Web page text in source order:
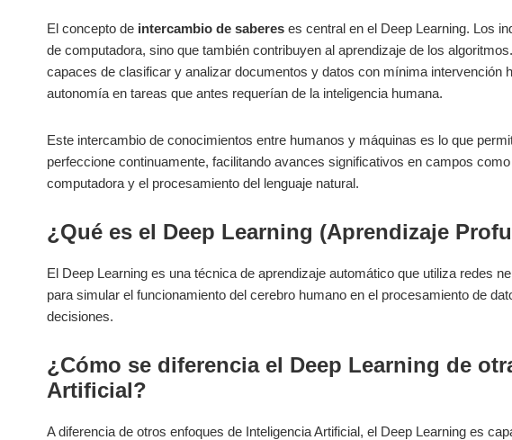
El⁢ concepto‍ de intercambio de‍ saberes es central en ​el Deep ⁤Learning. Los
de computadora, sino que también ⁢contribuyen al aprendizaje ⁣de los
capaces de clasificar y analizar documentos ⁣y datos con mínima intervención
autonomía en tareas que antes requerían⁤ de la inteligencia humana.
Este intercambio de ‌conocimientos entre⁣ humanos y máquinas ⁢es lo que
perfeccione continuamente,⁢ facilitando avances⁤ significativos en campos
computadora ⁣y el procesamiento del lenguaje natural.
¿Qué es ⁤el ⁤Deep Learning⁤ (Aprendizaje
El Deep Learning ​es una técnica de aprendizaje automático que utiliza ⁢redes
para simular el funcionamiento del cerebro humano‍ en el procesamiento de
decisiones.
¿Cómo se ‌diferencia el‌ Deep ‌Learning de​
Artificial?
A diferencia ‍de otros enfoques‍ de Inteligencia Artificial, el Deep Learning ‌es